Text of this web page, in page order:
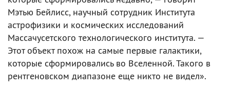
Мэтью Бейлисс, научный сотрудник Института
астрофизики и космических исследований
Массачусетского технологического института. —
Этот объект похож на самые первые галактики,
которые сформировались во Вселенной. Такого в
рентгеновском диапазоне еще никто не видел».